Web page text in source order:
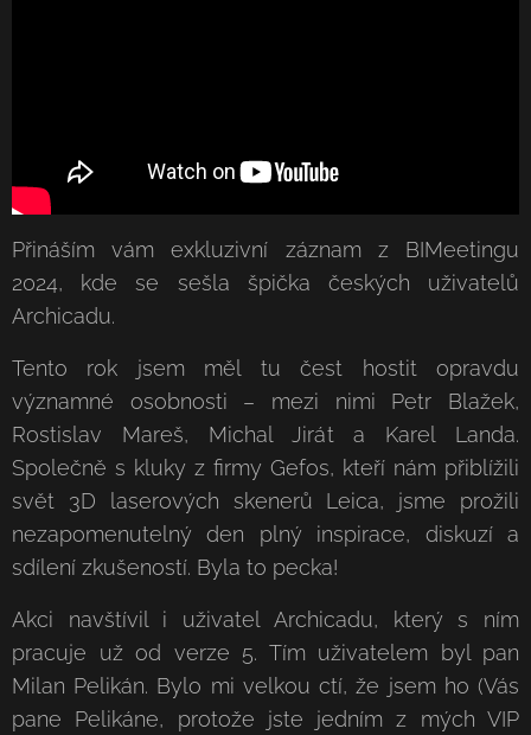
Přináším vám exkluzivní záznam z BIMeetingu
2024, kde se sešla špička českých uživatelů
Archicadu. 🚀
Tento rok jsem měl tu čest hostit opravdu
významné osobnosti – mezi nimi Petr Blažek,
Rostislav Mareš, Michal Jirát a Karel Landa.
Společně s kluky z firmy Gefos, kteří nám přiblížili
svět 3D laserových skenerů Leica, jsme prožili
nezapomenutelný den plný inspirace, diskuzí a
sdílení zkušeností. Byla to pecka!
Akci navštívil i uživatel Archicadu, který s ním
pracuje už od verze 5. Tím uživatelem byl pan
Milan Pelikán. Bylo mi velkou ctí, že jsem ho (Vás
pane Pelikáne, protože jste jedním z mých VIP